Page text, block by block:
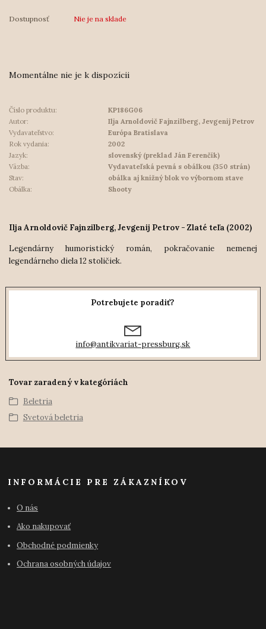
Dostupnosť Nie je na sklade
Momentálne nie je k dispozícii
Číslo produktu:
KP186G06
Autor:
Ilja Arnoldovič Fajnzilberg, Jevgenij Petrov
Vydavateľstvo:
Európa Bratislava
Rok vydania:
2002
Jazyk:
slovenský (preklad Ján Ferenčík)
Väzba:
Vydavateľská pevná s obálkou (350 strán)
Stav:
obálka aj knižný blok vo výbornom stave
Obálka:
Shooty
Ilja Arnoldovič Fajnzilberg, Jevgenij Petrov - Zlaté teľa (2002)
Legendárny humoristický román, pokračovanie nemenej
legendárneho diela 12 stoličiek.
Potrebujete poradiť?
info@antikvariat-pressburg.sk
Tovar zaradený v kategóriách
Beletria
Svetová beletria
INFORMÁCIE PRE ZÁKAZNÍKOV
O nás
Ako nakupovať
Obchodné podmienky
Ochrana osobných údajov